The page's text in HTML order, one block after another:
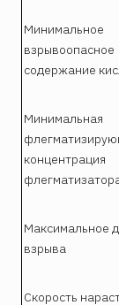
Минимальное
взрывоопасное
содержание
Минимальная
концентрация
Максимальное
взрыва
Скорость